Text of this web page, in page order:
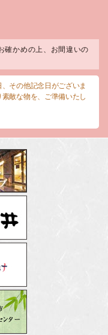
確かめの上、お間違いの
その他記念日がございま
敵な物を、ご準備いたし